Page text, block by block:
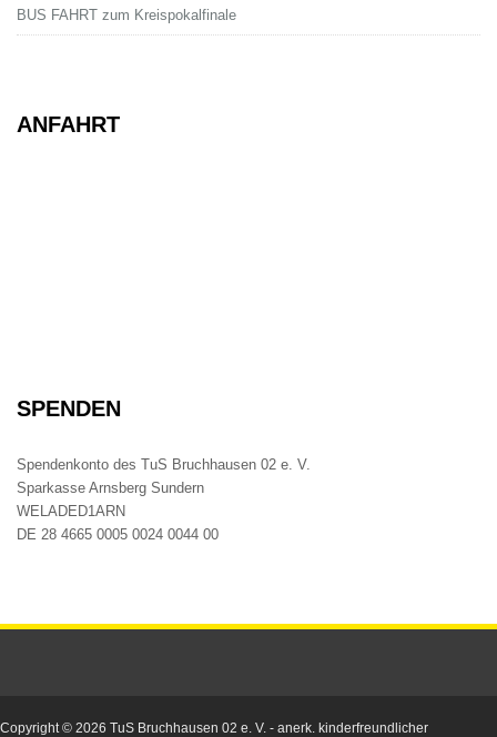
BUS FAHRT zum Kreispokalfinale
ANFAHRT
SPENDEN
Spendenkonto des TuS Bruchhausen 02 e. V.
Sparkasse Arnsberg Sundern
WELADED1ARN
DE 28 4665 0005 0024 0044 00
Copyright © 2026 TuS Bruchhausen 02 e. V. - anerk. kinderfreundlicher